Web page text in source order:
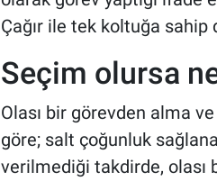
Çağır ile tek koltuğa sahip
Seçim olursa
Olası bir görevden alma
göre; salt çoğunluk
verilmediği takdirde, olası